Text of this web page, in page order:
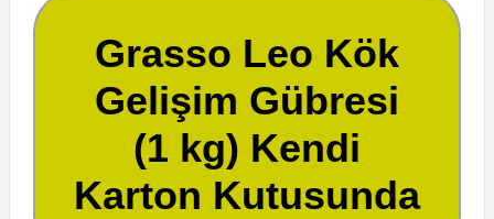
Grasso Leo Kök
Gelişim Gübresi
(1 kg) Kendi
Karton Kutusunda